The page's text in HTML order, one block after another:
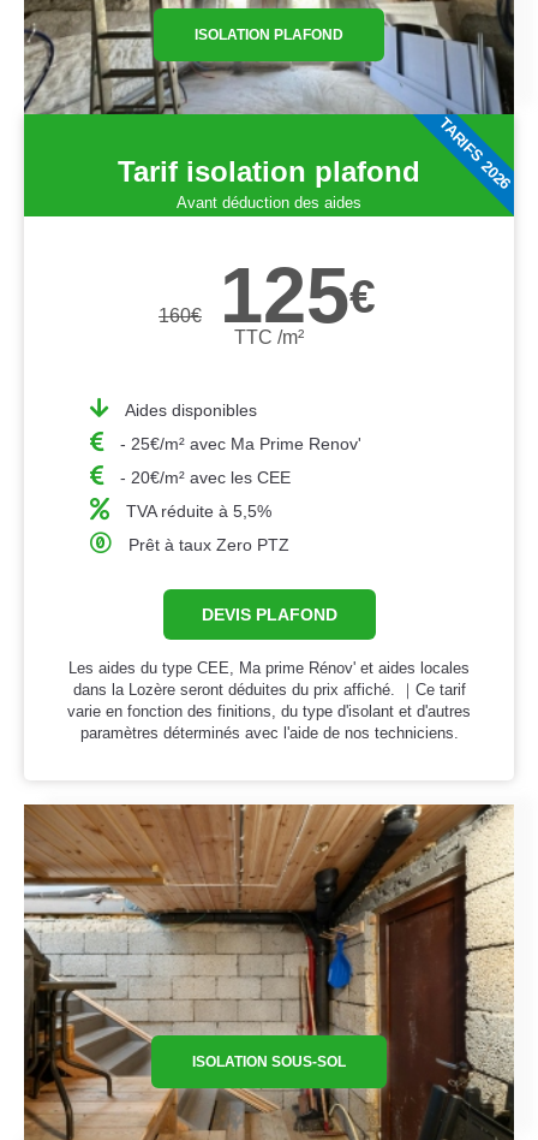
ISOLATION PLAFOND
Tarif isolation plafond
Avant déduction des aides
160€ 125€
TTC /m²
Aides disponibles
- 25€/m² avec Ma Prime Renov'
- 20€/m² avec les CEE
TVA réduite à 5,5%
Prêt à taux Zero PTZ
DEVIS PLAFOND
Les aides du type CEE, Ma prime Rénov' et aides locales
dans la Lozère seront déduites du prix affiché. ｜Ce tarif
varie en fonction des finitions, du type d'isolant et d'autres
paramètres déterminés avec l'aide de nos techniciens.
TARIFS 2026
ISOLATION SOUS-SOL